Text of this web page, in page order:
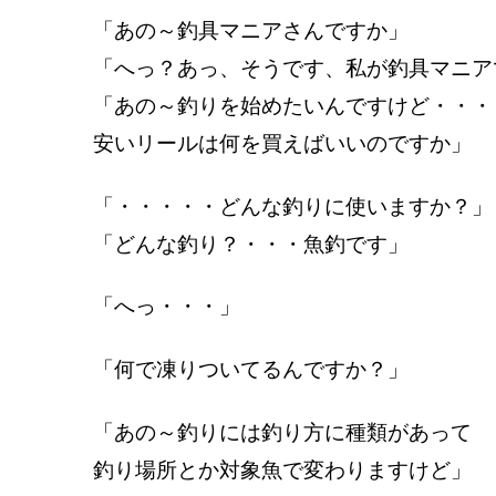
「あの～釣具マニアさんですか」
「へっ？あっ、そうです、私が釣具マニ
「あの～釣りを始めたいんですけど・・・
安いリールは何を買えばいいのですか」
「・・・・・どんな釣りに使いますか？」
「どんな釣り？・・・魚釣です」
「へっ・・・」
「何で凍りついてるんですか？」
「あの～釣りには釣り方に種類があって
釣り場所とか対象魚で変わりますけど」